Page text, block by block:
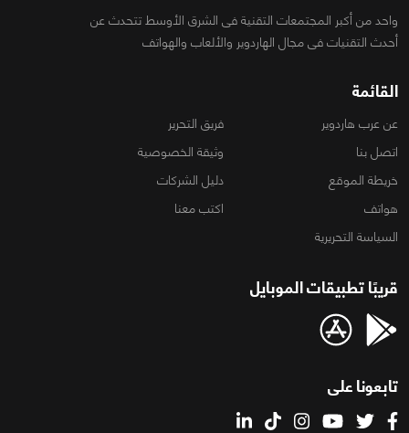
واحد من أكبر المجتمعات التقنية فى الشرق الأوسط تتحدث عن
أحدث التقنيات فى مجال الهاردوير والألعاب والهواتف
القائمة
عن عرب هاردوير
فريق التحرير
اتصل بنا
وثيقة الخصوصية
خريطة الموقع
دليل الشركات
هواتف
اكتب معنا
السياسة التحريرية
قريبًا تطبيقات الموبايل
تابعونا على